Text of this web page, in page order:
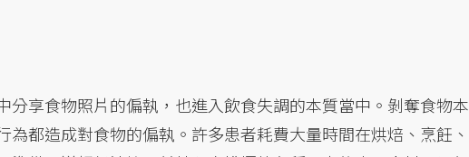
分享食物照片的偏執，也進入飲食失調的本質當中。剝奪食物本
為都造成對食物的偏執。許多患者耗費大量時間在烘焙、烹飪、